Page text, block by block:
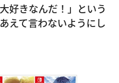
好きなんだ！」という
えて言わないようにし